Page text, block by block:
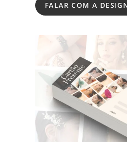
FALAR COM A